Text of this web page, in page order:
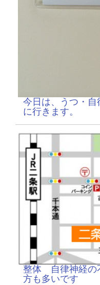
今日は、うつ・
に行きます。
整体 自律神経の
方も多いです